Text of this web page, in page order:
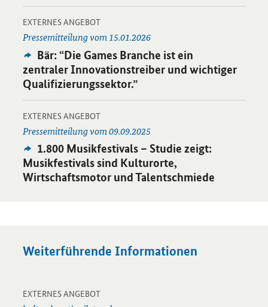
EXTERNES ANGEBOT-
Pressemitteilung vom 15.01.2026
Externes
Angebot:
Bär: “Die Games Branche ist ein
zentraler Innovationstreiber und wichtiger
Qualifizierungssektor.”
Öffnet Einzelsicht
EXTERNES ANGEBOT-
Pressemitteilung vom 09.09.2025
Externes
Angebot:
1.800 Musikfestivals – Studie zeigt:
Musikfestivals sind Kulturorte,
Wirtschaftsmotor und Talentschmiede
Öffnet Einzelsicht
Weiterführende Informationen
EXTERNES ANGEBOT-
Öffnet Einzelsicht